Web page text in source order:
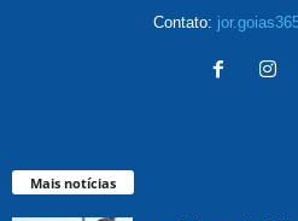
Contato:
Mais notícias